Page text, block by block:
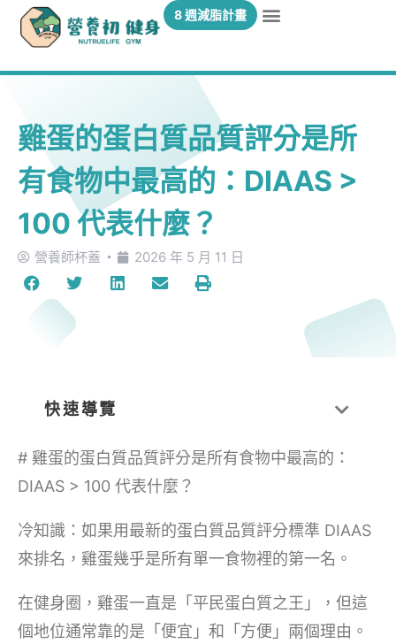
8 週減脂計畫
雞蛋的蛋白質品質評分是所
有食物中最高的：DIAAS >
100 代表什麼？
營養師杯蓋 2026 年 5 月 11 日
快速導覽
# 雞蛋的蛋白質品質評分是所有食物中最高的：
DIAAS > 100 代表什麼？
冷知識：如果用最新的蛋白質品質評分標準 DIAAS
來排名，雞蛋幾乎是所有單一食物裡的第一名。
在健身圈，雞蛋一直是「平民蛋白質之王」，但這
個地位通常靠的是「便宜」和「方便」兩個理由。